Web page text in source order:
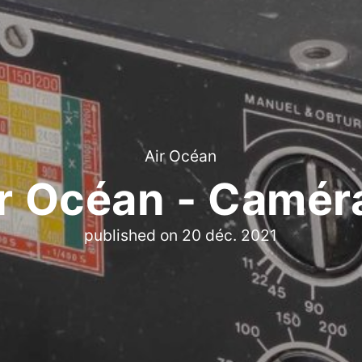
Air Océan
Océan -
published on 20 déc. 2021